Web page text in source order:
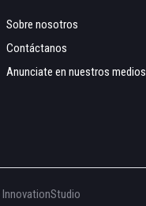
Sobre nosotros
Contáctanos
Anunciate en nuestros medios
InnovationStudio